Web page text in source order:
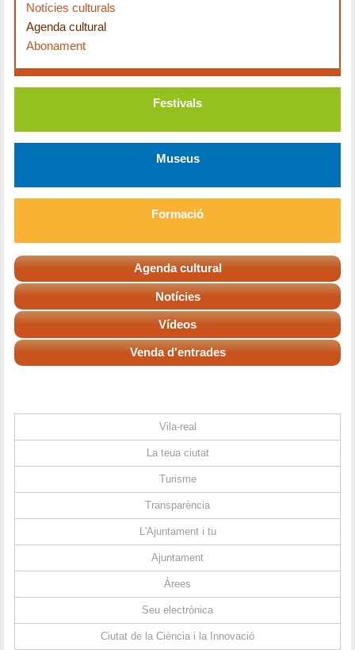
Notícies culturals
Agenda cultural
Abonament
Festivals
Museus
Formació
Agenda cultural
Notícies
Vídeos
Venda d'entrades
Vila-real
La teua ciutat
Turisme
Transparència
L'Ajuntament i tu
Ajuntament
Àrees
Seu electrònica
Ciutat de la Ciència i la Innovació